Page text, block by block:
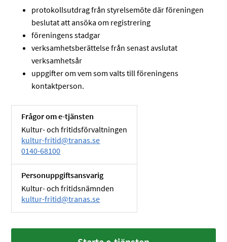
protokollsutdrag från styrelsemöte där föreningen
beslutat att ansöka om registrering
föreningens stadgar
verksamhetsberättelse från senast avslutat
verksamhetsår
uppgifter om vem som valts till föreningens
kontaktperson.
Frågor om e-tjänsten
Kultur- och fritidsförvaltningen
kultur-fritid@tranas.se
0140-68100
Personuppgiftsansvarig
Kultur- och fritidsnämnden
kultur-fritid@tranas.se